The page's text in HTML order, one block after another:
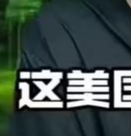
巡查组提问 工作
看守所辅警收受
国家气候中心：
宇树科技 打新